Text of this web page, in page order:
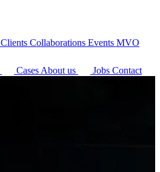
Clients Collaborations Events MVO
Cases About us Jobs Contact